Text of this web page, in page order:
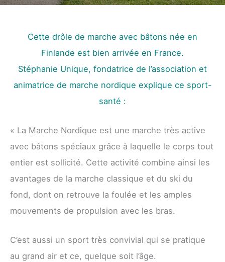
Cette drôle de marche avec bâtons née en
Finlande est bien arrivée en France.
Stéphanie Unique, fondatrice de l’association et
animatrice de marche nordique explique ce sport-
santé :
« La Marche Nordique est une marche très active
avec bâtons spéciaux grâce à laquelle le corps tout
entier est sollicité. Cette activité combine ainsi les
avantages de la marche classique et du ski du
fond, dont on retrouve la foulée et les amples
mouvements de propulsion avec les bras.
C’est aussi un sport très convivial qui se pratique
au grand air et ce, quelque soit l’âge.